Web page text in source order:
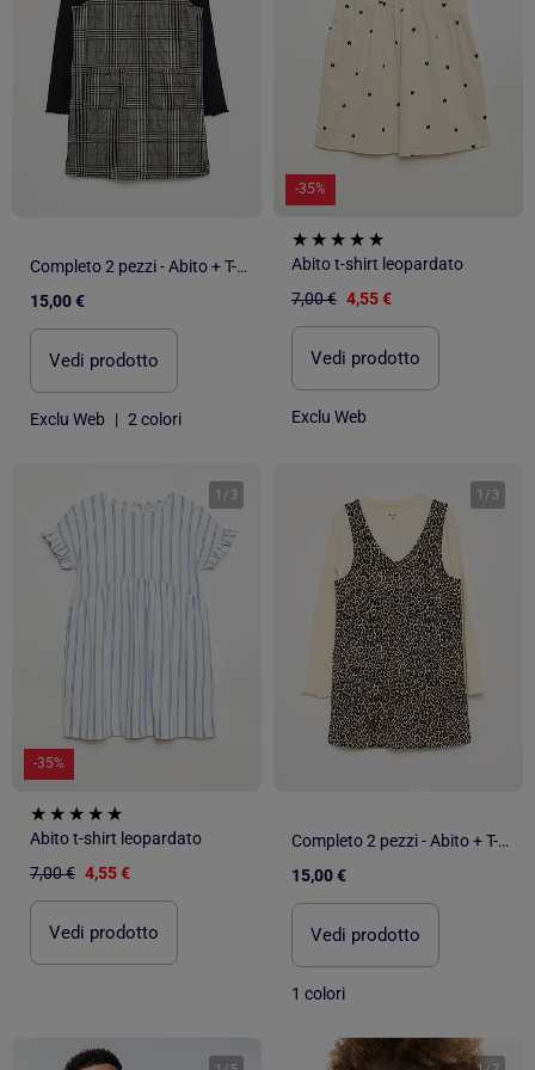
Completo 2 pezzi - Abito + T-shirt a maniche lunghe
15,00 €
Vedi prodotto
Exclu Web | 2 colori
-35%
Abito t-shirt leopardato
7,00 € 4,55 €
Vedi prodotto
Exclu Web
1 / 3
-35%
Abito t-shirt leopardato
7,00 € 4,55 €
Vedi prodotto
1 / 3
Completo 2 pezzi - Abito + T-shirt a maniche lunghe
15,00 €
Vedi prodotto
1 colori